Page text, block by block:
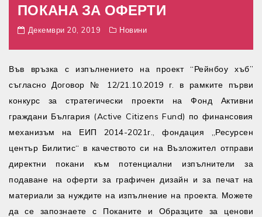
ПОКАНА ЗА ОФЕРТИ
Декември 20, 2019 Новини
Във връзка с изпълнението на проект “Рейнбоу хъб”
съгласно Договор № 12/21.10.2019 г. в рамките първи
конкурс за стратегически проекти на Фонд Активни
граждани България (Active Citizens Fund) по финансовия
механизъм на ЕИП 2014-2021г., фондация „Ресурсен
център Билитис“ в качеството си на Възложител отправи
директни покани към потенциални изпълнители за
подаване на оферти за графичен дизайн и за печат на
материали за нуждите на изпълнение на проекта. Можете
да се запознаете с Поканите и Образците за ценови